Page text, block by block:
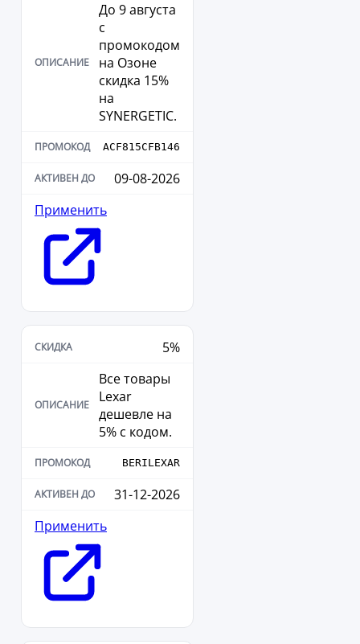
До 9 августа
с
промокодом
на Озоне
скидка 15%
на
SYNERGETIC.
ACF815CFB146
09-08-2026
Применить
5%
Все товары
Lexar
дешевле на
5% с кодом.
BERILEXAR
31-12-2026
Применить